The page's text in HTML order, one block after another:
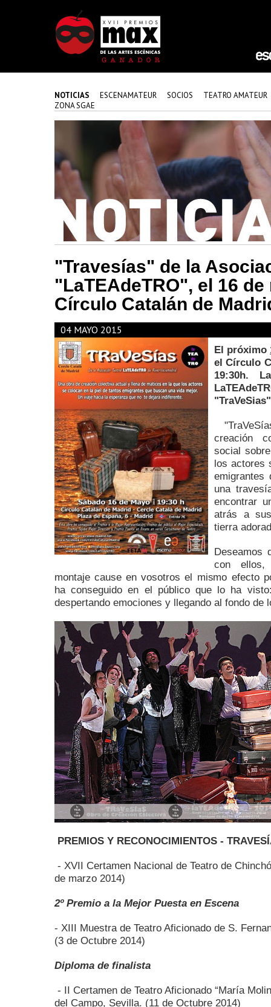
NOTICIAS ESCENAMATEUR SOCIOS
TEATRO AMATEUR
ZONA SGAE
"Travesías" de la
"LaTEAdeTRO", el 16
Círculo Catalán de
04 MAYO 2015
El próximo
el Círculo
19:30h.
"TraVeSias
creación
social
los actores
emigrantes
una
encontrar
atrás a
tierra
Deseamos
con ellos,
montaje cause en vosotros el mismo efecto
ha conseguido en el público que lo ha
despertando emociones y llegando al fondo de
PREMIOS Y RECONOCIMIENTOS -
- XVII Certamen Nacional de Teatro de
de marzo 2014)
2º Premio a la Mejor Puesta en Escena
- XIII Muestra de Teatro Aficionado de S.
(3 de Octubre 2014)
Diploma de finalista
- II Certamen de Teatro Aficionado “María
del Campo, Sevilla. (11 de Octubre 2014)